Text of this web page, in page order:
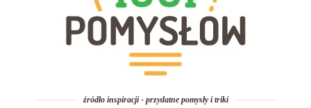
źródło inspiracji - przydatne pomysły i triki